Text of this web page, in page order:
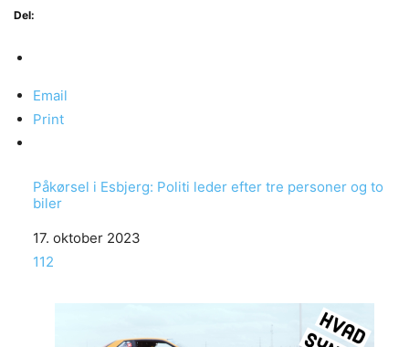
Del:
Email
Print
Påkørsel i Esbjerg: Politi leder efter tre personer og to
biler
Date
17. oktober 2023
In relation to
112